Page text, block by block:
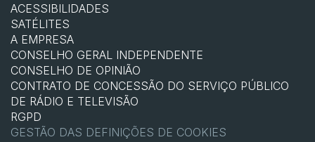
ACESSIBILIDADES
SATÉLITES
A EMPRESA
CONSELHO GERAL INDEPENDENTE
CONSELHO DE OPINIÃO
CONTRATO DE CONCESSÃO DO SERVIÇO PÚBLICO
DE RÁDIO E TELEVISÃO
RGPD
GESTÃO DAS DEFINIÇÕES DE COOKIES